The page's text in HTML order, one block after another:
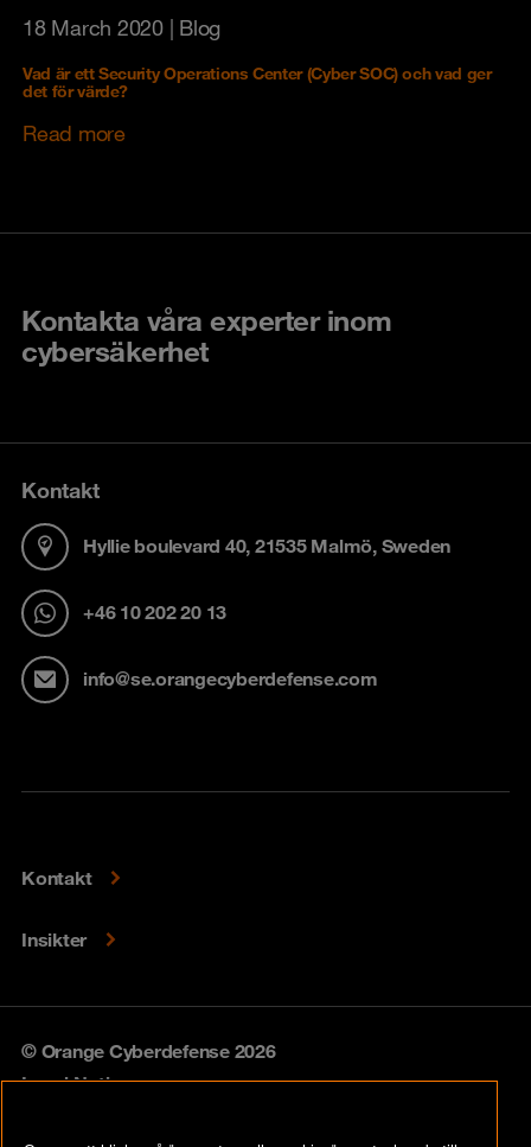
18 March 2020| Blog
Vad är ett Security Operations Center (Cyber SOC) och vad ger
det för värde?
Read more
Kontakta våra experter inom
cybersäkerhet
Kontakt
Hyllie boulevard 40, 21535 Malmö, Sweden
+46 10 202 20 13
info@se.orangecyberdefense.com
Kontakt
Insikter
© Orange Cyberdefense 2026
Legal Notice